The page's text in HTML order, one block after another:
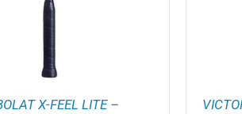
X-FEEL LITE –